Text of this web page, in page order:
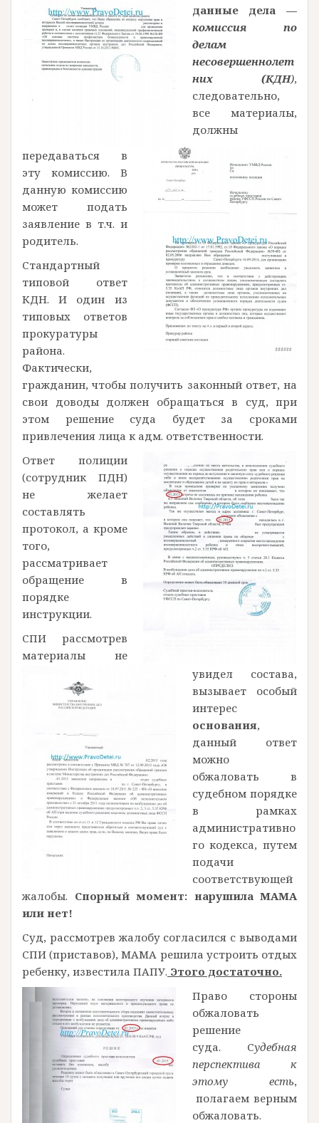
данные дела —
комиссия по
делам
несовершеннолет
них (КДН),
следовательно,
все материалы,
должны
передаваться в
эту комиссию. В
данную комиссию
может подать
заявление в т.ч. и
родитель.
Стандартный
типовой ответ
КДН. И один из
типовых ответов
прокуратуры
района.
Фактически,
гражданин, чтобы получить законный ответ, на
свои доводы должен обращаться в суд, при
этом решение суда будет за сроками
привлечения лица к адм. ответственности.
Ответ полиции
(сотрудник ПДН)
не желает
составлять
протокол, а кроме
того,
рассматривает
обращение в
порядке
инструкции.
СПИ рассмотрев
материалы не
увидел состава,
вызывает особый
интерес
основания,
данный ответ
можно
обжаловать в
судебном порядке
в рамках
административно
го кодекса, путем
подачи
соответствующей
жалобы. Спорный момент: нарушила МАМА
или нет!
Суд, рассмотрев жалобу согласился с выводами
СПИ (приставов), МАМА решила устроить отдых
ребенку, известила ПАПУ. Этого достаточно.
Право стороны
обжаловать
решение
суда. Судебная
перспектива к
этому есть,
полагаем верным
обжаловать.